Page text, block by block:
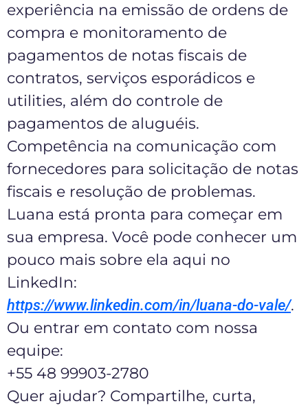
experiência na emissão de ordens de
compra e monitoramento de
pagamentos de notas fiscais de
contratos, serviços esporádicos e
utilities, além do controle de
pagamentos de aluguéis.
Competência na comunicação com
fornecedores para solicitação de notas
fiscais e resolução de problemas.
Luana está pronta para começar em
sua empresa. Você pode conhecer um
pouco mais sobre ela aqui no
LinkedIn:
https://www.linkedin.com/in/luana-do-vale/.
Ou entrar em contato com nossa
equipe:
+55 48 99903-2780
Quer ajudar? Compartilhe, curta,